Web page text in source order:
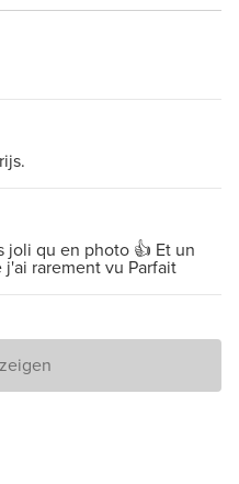
joli qu en photo 👍 Et un
rarement vu Parfait